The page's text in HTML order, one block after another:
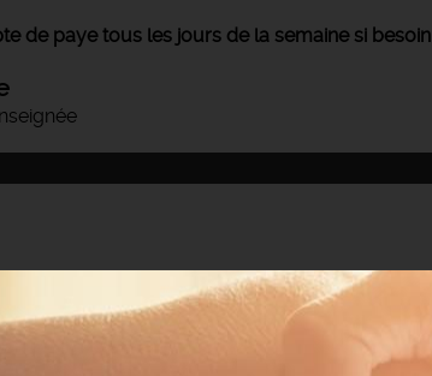
de paye tous les jours de la semaine si besoin